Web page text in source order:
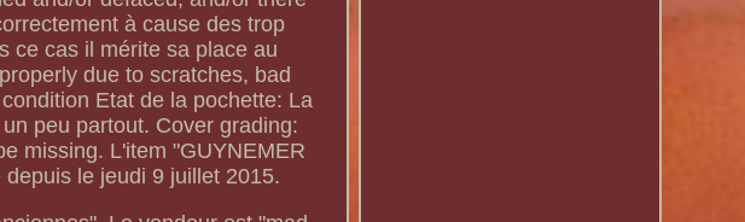
à cause des trop
ce cas il mérite sa place au
due to scratches, bad
Etat de la pochette: La
peu partout. Cover grading:
missing. L'item "GUYNEMER
le jeudi 9 juillet 2015.